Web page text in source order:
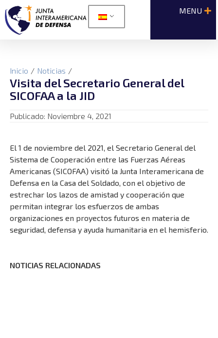
Inicio / Noticias /
Visita del Secretario General del
SICOFAA a la JID
Publicado: Noviembre 4, 2021
El 1 de noviembre del 2021, el Secretario General del
Sistema de Cooperación entre las Fuerzas Aéreas
Americanas (SICOFAA) visitó la Junta Interamericana de
Defensa en la Casa del Soldado, con el objetivo de
estrechar los lazos de amistad y cooperación que
permitan integrar los esfuerzos de ambas
organizaciones en proyectos futuros en materia de
seguridad, defensa y ayuda humanitaria en el hemisferio.
NOTICIAS RELACIONADAS